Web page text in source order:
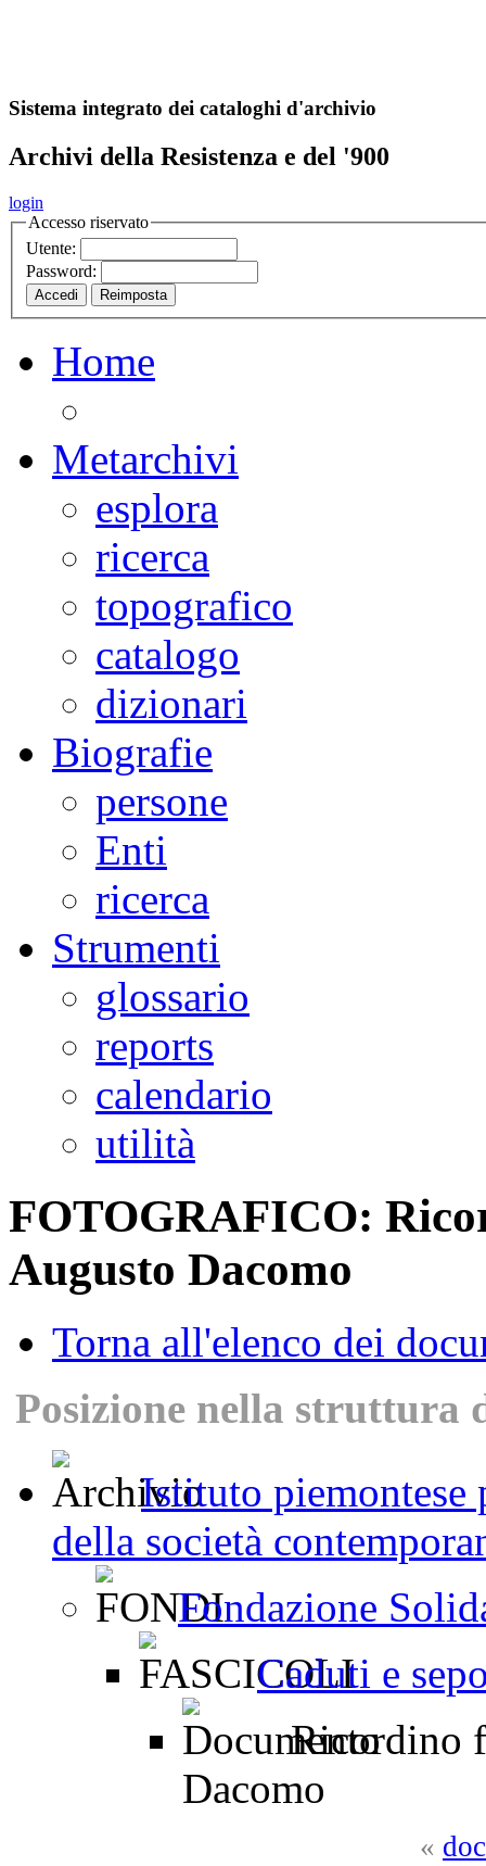
Sistema integrato dei cataloghi d'archivio
Archivi della Resistenza e del '900
login
Accesso riservato
Utente:
Password:
Home
Metarchivi
esplora
ricerca
topografico
catalogo
dizionari
Biografie
persone
Enti
ricerca
Strumenti
glossario
reports
calendario
utilità
FOTOGRAFICO:
Augusto Dacomo
Torna all'elenco dei
Posizione nella struttura
Istituto piemontese
della società
Fondazione
Caduti e
Ricordino
Dacomo
«